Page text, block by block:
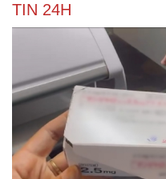
TIN 24H